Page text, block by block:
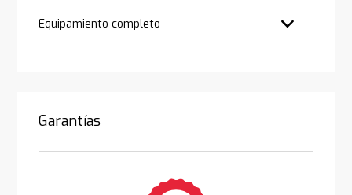
Equipamiento completo
Garantías